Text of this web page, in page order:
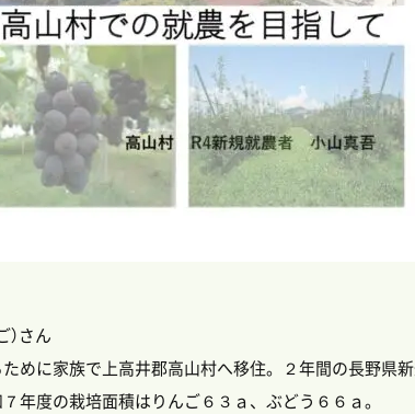
さん
めに家族で上高井郡高山村へ移住。２年間の長野県
年度の栽培面積はりんご６３ａ、ぶどう６６ａ。